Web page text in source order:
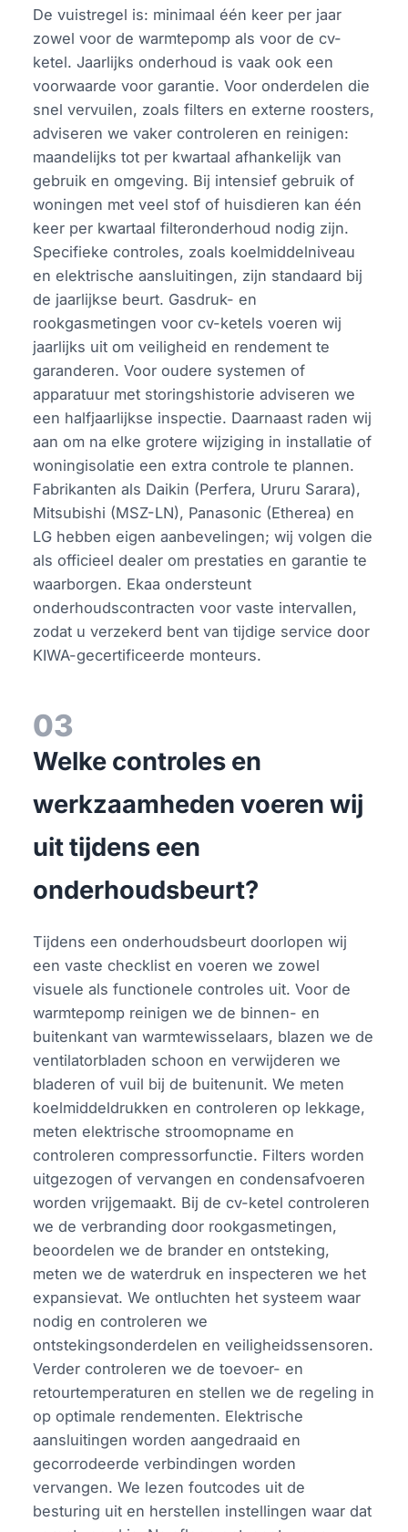
De vuistregel is: minimaal één keer per jaar
zowel voor de warmtepomp als voor de cv-
ketel. Jaarlijks onderhoud is vaak ook een
voorwaarde voor garantie. Voor onderdelen die
snel vervuilen, zoals filters en externe roosters,
adviseren we vaker controleren en reinigen:
maandelijks tot per kwartaal afhankelijk van
gebruik en omgeving. Bij intensief gebruik of
woningen met veel stof of huisdieren kan één
keer per kwartaal filteronderhoud nodig zijn.
Specifieke controles, zoals koelmiddelniveau
en elektrische aansluitingen, zijn standaard bij
de jaarlijkse beurt. Gasdruk- en
rookgasmetingen voor cv-ketels voeren wij
jaarlijks uit om veiligheid en rendement te
garanderen. Voor oudere systemen of
apparatuur met storingshistorie adviseren we
een halfjaarlijkse inspectie. Daarnaast raden wij
aan om na elke grotere wijziging in installatie of
woningisolatie een extra controle te plannen.
Fabrikanten als Daikin (Perfera, Ururu Sarara),
Mitsubishi (MSZ-LN), Panasonic (Etherea) en
LG hebben eigen aanbevelingen; wij volgen die
als officieel dealer om prestaties en garantie te
waarborgen. Ekaa ondersteunt
onderhoudscontracten voor vaste intervallen,
zodat u verzekerd bent van tijdige service door
KIWA-gecertificeerde monteurs.
03
Welke controles en
werkzaamheden voeren wij
uit tijdens een
onderhoudsbeurt?
Tijdens een onderhoudsbeurt doorlopen wij
een vaste checklist en voeren we zowel
visuele als functionele controles uit. Voor de
warmtepomp reinigen we de binnen- en
buitenkant van warmtewisselaars, blazen we de
ventilatorbladen schoon en verwijderen we
bladeren of vuil bij de buitenunit. We meten
koelmiddeldrukken en controleren op lekkage,
meten elektrische stroomopname en
controleren compressorfunctie. Filters worden
uitgezogen of vervangen en condensafvoeren
worden vrijgemaakt. Bij de cv-ketel controleren
we de verbranding door rookgasmetingen,
beoordelen we de brander en ontsteking,
meten we de waterdruk en inspecteren we het
expansievat. We ontluchten het systeem waar
nodig en controleren we
ontstekingsonderdelen en veiligheidssensoren.
Verder controleren we de toevoer- en
retourtemperaturen en stellen we de regeling in
op optimale rendementen. Elektrische
aansluitingen worden aangedraaid en
gecorrodeerde verbindingen worden
vervangen. We lezen foutcodes uit de
besturing uit en herstellen instellingen waar dat